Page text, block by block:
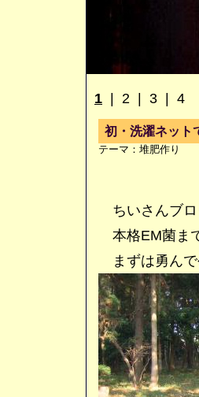
1 2 3 4
初・洗濯ネット
テーマ： 堆肥作り
ちいさんブロ
本格EM菌ま
まずは勇んで